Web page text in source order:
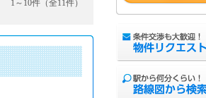
1～10件（全11件）